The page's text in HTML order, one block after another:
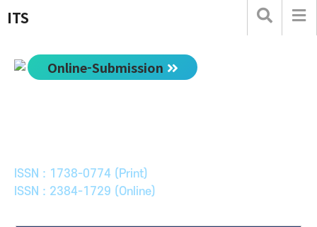
ITS
Online-Submission
ISSN : 1738-0774 (Print)
ISSN : 2384-1729 (Online)